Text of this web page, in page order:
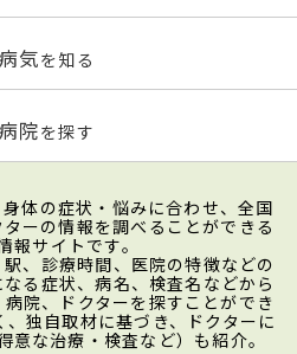
気を知る
院を探す
体の症状・悩みに合わせ、全国
ーの情報を調べることができる
報サイトです。
、診療時間、医院の特徴などの
る症状、病名、検査名などから
院、ドクターを探すことができ
独自取材に基づき、ドクターに
意な治療・検査など）も紹介。